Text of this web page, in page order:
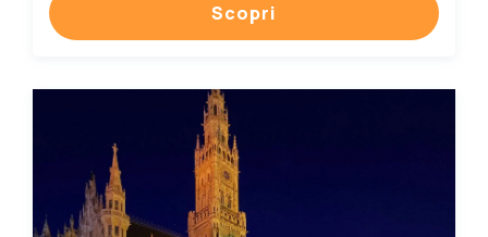
Scopri